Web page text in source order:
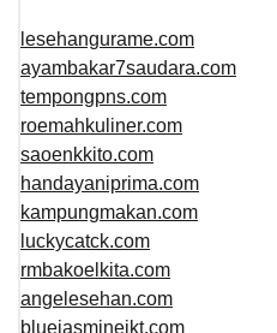
lesehangurame.com
ayambakar7saudara.com
tempongpns.com
roemahkuliner.com
saoenkkito.com
handayaniprima.com
kampungmakan.com
luckycatck.com
rmbakoelkita.com
angelesehan.com
bluejasminejkt.com